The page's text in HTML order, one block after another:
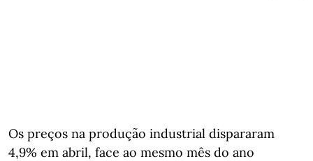
Os preços na produção industrial dispararam
4,9% em abril, face ao mesmo mês do ano